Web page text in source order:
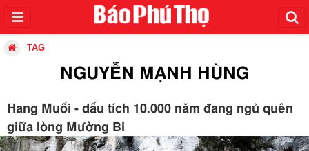
TAG
NGUYỄN MẠNH HÙNG
Hang Muối - dấu tích 10.000 năm đang ngủ quên
giữa lòng Mường Bi